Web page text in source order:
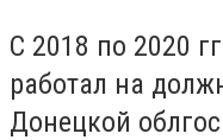
С 2018 по 2020
работал на
Донецкой